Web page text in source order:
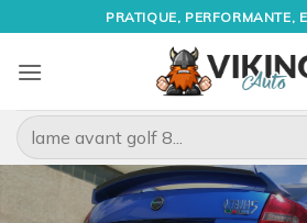
au
contenu
PRATIQUE, PERFORMANTE,
Recherche
pour :